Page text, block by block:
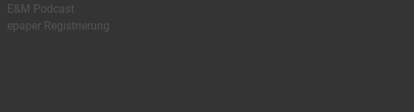
E&M Podcast
epaper Registrierung